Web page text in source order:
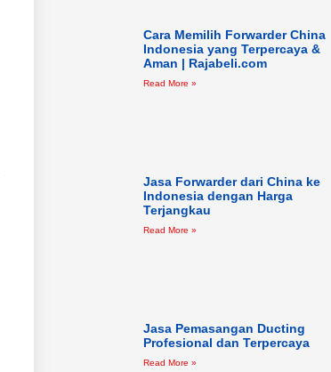
Cara Memilih Forwarder China
Indonesia yang Terpercaya &
Aman | Rajabeli.com
Read More »
Jasa Forwarder dari China ke
Indonesia dengan Harga
Terjangkau
Read More »
Jasa Pemasangan Ducting
Profesional dan Terpercaya
Read More »